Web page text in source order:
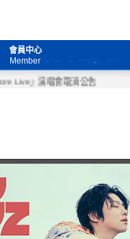
會員中心
Member
』演唱會取消公告